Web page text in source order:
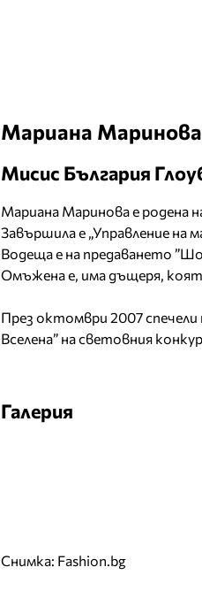
Мариана Маринова
Мисис България
Мариана Маринова е родена
Завършила е „Управление на
Водеща е на предаването
Омъжена е, има дъщеря,
През октомври 2007
Вселена” на световния
Галерия
Снимка: Fashion.bg